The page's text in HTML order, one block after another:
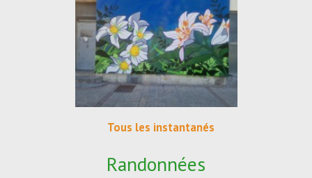
Tous les instantanés
Randonnées